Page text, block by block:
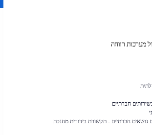
מערכות רווחה
חברתיים
נושאים חברתיים - תקשורת בידורית מחנכת